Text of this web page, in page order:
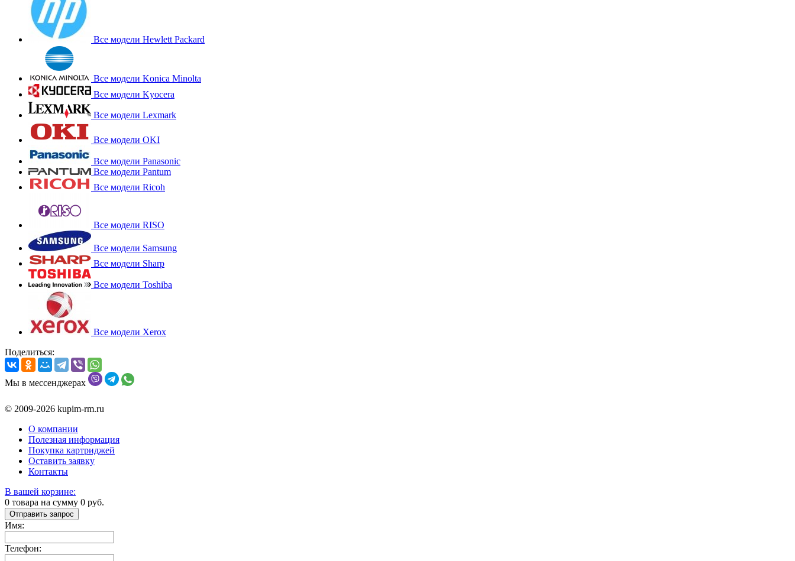
Все модели Hewlett Packard
Все модели Konica Minolta
Все модели Kyocera
Все модели Lexmark
Все модели OKI
Все модели Panasonic
Все модели Pantum
Все модели Ricoh
Все модели RISO
Все модели Samsung
Все модели Sharp
Все модели Toshiba
Все модели Xerox
Поделиться:
Мы в мессенджерах
© 2009-2026 kupim-rm.ru
О компании
Полезная информация
Покупка картриджей
Оставить заявку
Контакты
В вашей корзине:
0 товара на сумму 0 руб.
Отправить запрос
Имя:
Телефон: